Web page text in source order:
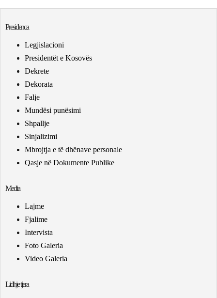
Presidenca
Legjislacioni
Presidentët e Kosovës
Dekrete
Dekorata
Falje
Mundësi punësimi
Shpallje
Sinjalizimi
Mbrojtja e të dhënave personale
Qasje në Dokumente Publike
Media
Lajme
Fjalime
Intervista
Foto Galeria
Video Galeria
Lidhje tjera